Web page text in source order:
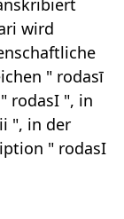
wird
" rodasī
rodasI ", in
", in der
" rodasI